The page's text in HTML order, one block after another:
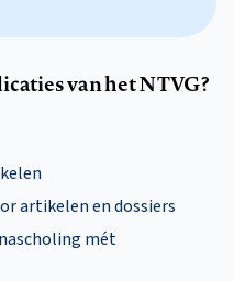
van het NTVG?
artikelen en dossiers
mét